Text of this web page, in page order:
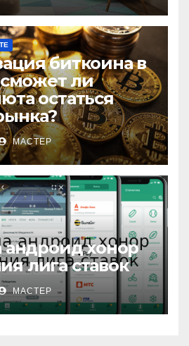
биткоина в
сможет ли
остаться
МАСТЕР
андроид хонор
лига ставок
МАСТЕР